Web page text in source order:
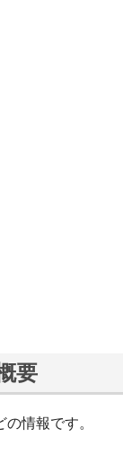
要
情報です。